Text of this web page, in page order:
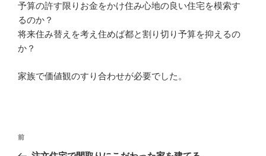
予算の許す限りお金をかけ住み心地の良い住宅を模索す
るのか？
将来住み替えを考え住めば都と割り切り予算を抑えるの
か？
家族で価値観のすり合わせが必要でした。
投
前
の
前